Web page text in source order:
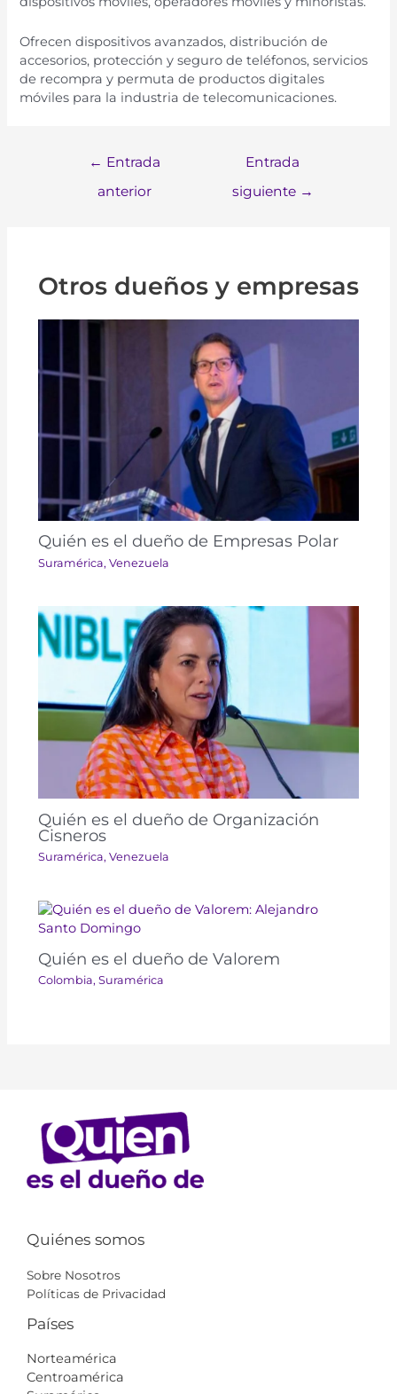
Ofrecen dispositivos avanzados, distribución de
accesorios, protección y seguro de teléfonos, servicios
de recompra y permuta de productos digitales
móviles para la industria de telecomunicaciones.
← Entrada
anterior
Entrada
siguiente →
Otros dueños y empresas
Quién es el dueño de Empresas Polar
Suramérica​​, Venezuela
Quién es el dueño de Organización
Cisneros
Suramérica​​, Venezuela
Quién es el dueño de Valorem
Colombia, Suramérica​​
Quiénes somos
Sobre Nosotros
Políticas de Privacidad
Países
Norteamérica
Centroamérica